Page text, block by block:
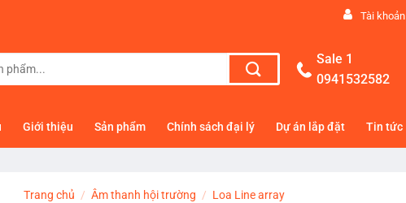
Tài khoản
Sale 1
0941532582
Giới thiệu Sản phẩm Chính sách đại lý Dự án lắp đặt Tin tức
Trang chủ / Âm thanh hội trường / Loa Line array